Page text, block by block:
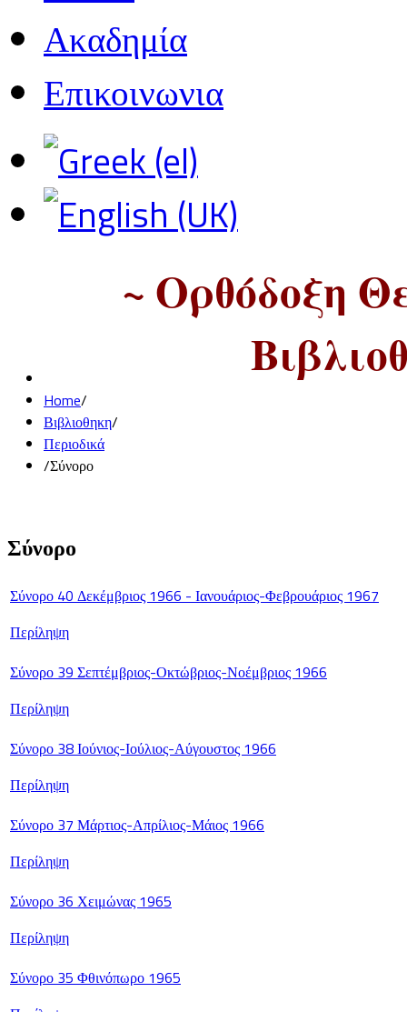
Ακαδημία
Επικοινωνια
~ Ορθόδοξη
Home/
Βιβλιοθηκη/
Περιοδικά
/Σύνορο
Σύνορο
Σύνορο 40 Δεκέμβριος 1966 - Ιανουάριος-Φεβρουάριος 1967
Περίληψη
Σύνορο 39 Σεπτέμβριος-Οκτώβριος-Νοέμβριος 1966
Περίληψη
Σύνορο 38 Ιούνιος-Ιούλιος-Αύγουστος 1966
Περίληψη
Σύνορο 37 Μάρτιος-Απρίλιος-Μάιος 1966
Περίληψη
Σύνορο 36 Χειμώνας 1965
Περίληψη
Σύνορο 35 Φθινόπωρο 1965